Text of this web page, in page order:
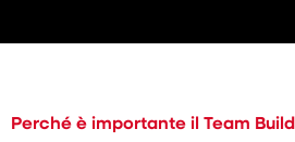
Perché è importante il Team